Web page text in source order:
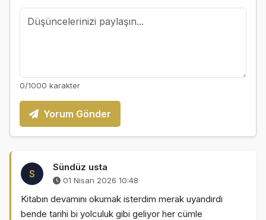
0/1000 karakter
Yorum Gönder
S
Sündüz usta
01 Nisan 2026 10:48
Kitabın devamını okumak isterdim merak uyandırdı
bende tarihi bi yolculuk gibi geliyor her cümle